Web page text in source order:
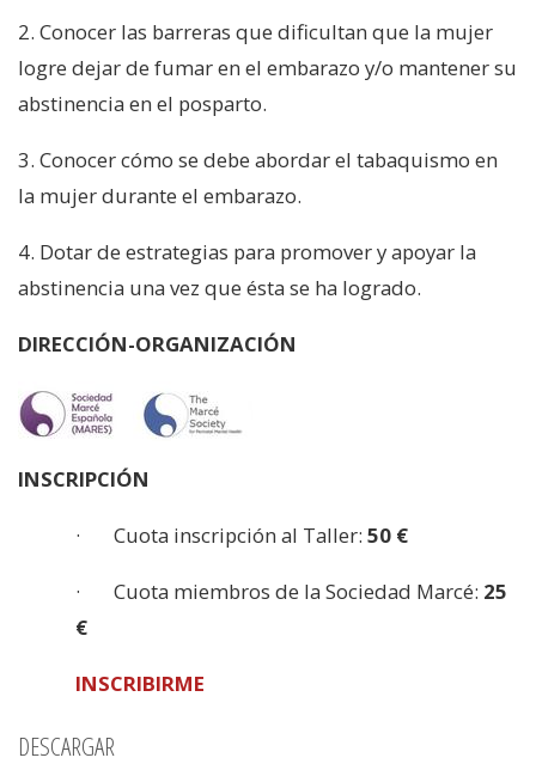
2. Conocer las barreras que dificultan que la mujer
logre dejar de fumar en el embarazo y/o mantener su
abstinencia en el posparto.
3. Conocer cómo se debe abordar el tabaquismo en
la mujer durante el embarazo.
4. Dotar de estrategias para promover y apoyar la
abstinencia una vez que ésta se ha logrado.
DIRECCIÓN-ORGANIZACIÓN
INSCRIPCIÓN
· Cuota inscripción al Taller: 50 €
· Cuota miembros de la Sociedad Marcé: 25
€
INSCRIBIRME
DESCARGAR